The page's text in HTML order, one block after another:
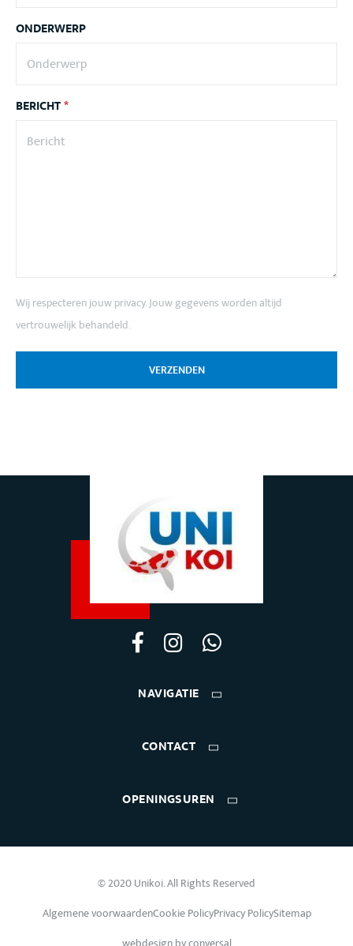
ONDERWERP
BERICHT*
Wij respecteren jouw privacy. Jouw gegevens worden altijd
vertrouwelijk behandeld.
VERZENDEN
NAVIGATIE
CONTACT
OPENINGSUREN
© 2020 Unikoi. All Rights Reserved
Algemene voorwaardenCookie PolicyPrivacy PolicySitemap